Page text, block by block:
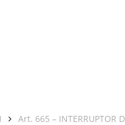
Art. 665 – INTERRUPTOR